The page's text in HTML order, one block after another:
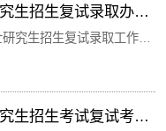
划调整情况，现将我院
试成绩及拟录取名单（全
88366355 公示邮箱：
公示期已结束管理学院
生招生复试录取办法
究生招生复试录取工作，
结合教育部、山东省有关
特制定管理学院2026年硕
生招生考试复试考生